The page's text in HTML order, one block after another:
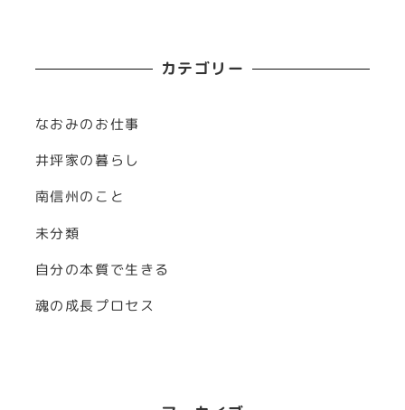
カテゴリー
なおみのお仕事
井坪家の暮らし
南信州のこと
未分類
自分の本質で生きる
魂の成長プロセス